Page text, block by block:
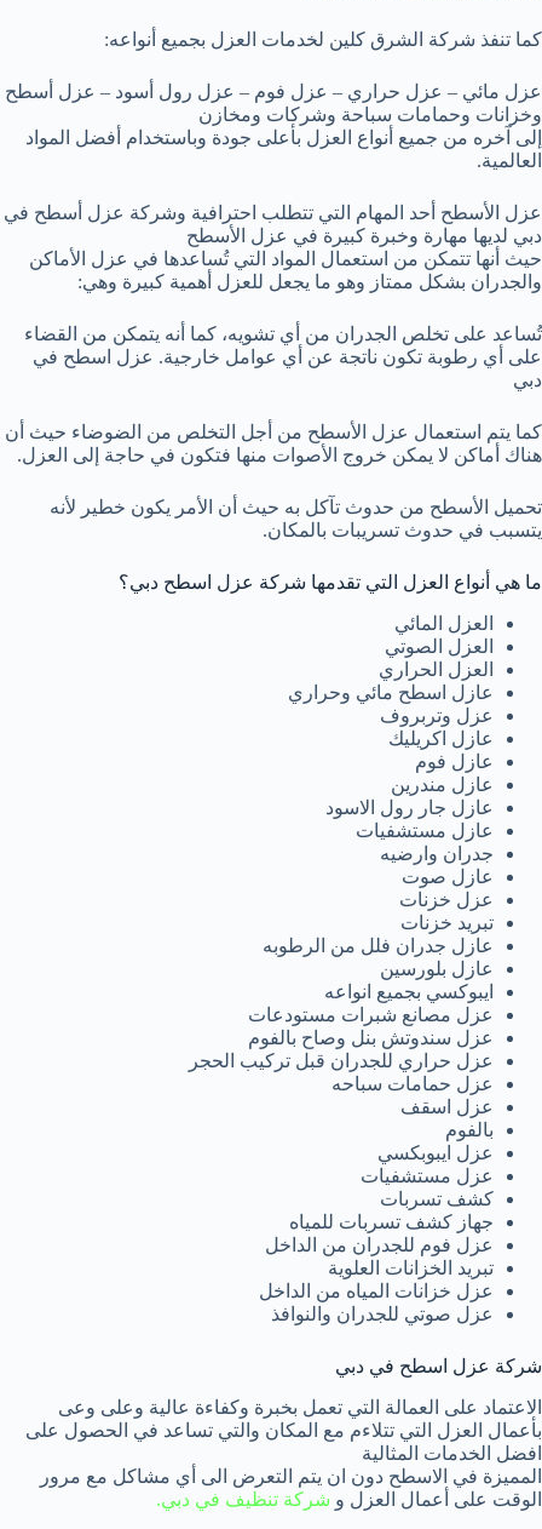
كما تنفذ شركة الشرق كلين لخدمات العزل بجميع أنواعه:
عزل مائي – عزل حراري – عزل فوم – عزل رول أسود – عزل أسطح
وخزانات وحمامات سباحة وشركات ومخازن
إلى آخره من جميع أنواع العزل بأعلى جودة وباستخدام أفضل المواد
العالمية.
عزل الأسطح أحد المهام التي تتطلب احترافية وشركة عزل أسطح في
دبي لديها مهارة وخبرة كبيرة في عزل الأسطح
حيث أنها تتمكن من استعمال المواد التي تُساعدها في عزل الأماكن
والجدران بشكل ممتاز وهو ما يجعل للعزل أهمية كبيرة وهي:
تُساعد على تخلص الجدران من أي تشويه، كما أنه يتمكن من القضاء
على أي رطوبة تكون ناتجة عن أي عوامل خارجية. عزل اسطح في
دبي
كما يتم استعمال عزل الأسطح من أجل التخلص من الضوضاء حيث أن
هناك أماكن لا يمكن خروج الأصوات منها فتكون في حاجة إلى العزل.
تحميل الأسطح من حدوث تآكل به حيث أن الأمر يكون خطير لأنه
يتسبب في حدوث تسريبات بالمكان.
ما هي أنواع العزل التي تقدمها شركة عزل اسطح دبي؟
العزل المائي
العزل الصوتي
العزل الحراري
عازل اسطح مائي وحراري
عزل وتربروف
عازل اكريليك
عازل فوم
عازل مندرين
عازل جار رول الاسود
عازل مستشفيات
جدران وارضيه
عازل صوت
عزل خزنات
تبريد خزنات
عازل جدران فلل من الرطوبه
عازل بلورسين
ايبوكسي بجميع انواعه
عزل مصانع شبرات مستودعات
عزل سندوتش بنل وصاح بالفوم
عزل حراري للجدران قبل تركيب الحجر
عزل حمامات سباحه
عزل اسقف
بالفوم
عزل ايبوبكسي
عزل مستشفيات
كشف تسربات
جهاز كشف تسربات للمياه
عزل فوم للجدران من الداخل
تبريد الخزانات العلوية
عزل خزانات المياه من الداخل
عزل صوتي للجدران والنوافذ
شركة عزل اسطح في دبي
الاعتماد على العمالة التي تعمل بخبرة وكفاءة عالية وعلى وعى
بأعمال العزل التي تتلاءم مع المكان والتي تساعد في الحصول على
افضل الخدمات المثالية
المميزة في الاسطح دون ان يتم التعرض الى أي مشاكل مع مرور
الوقت على أعمال العزل و شركة تنظيف في دبي.